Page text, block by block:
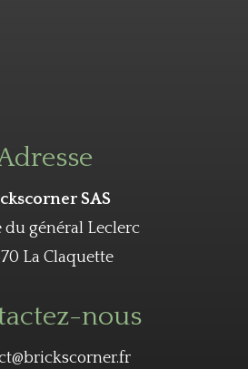
SAS
du général Leclerc
La Claquette
nous